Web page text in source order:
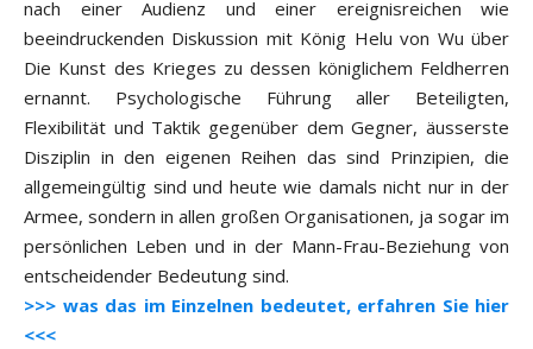
nach einer Audienz und einer ereignisreichen wie
beeindruckenden Diskussion mit König Helu von Wu über
Die Kunst des Krieges zu dessen königlichem Feldherren
ernannt. Psychologische Führung aller Beteiligten,
Flexibilität und Taktik gegenüber dem Gegner, äusserste
Disziplin in den eigenen Reihen das sind Prinzipien, die
allgemeingültig sind und heute wie damals nicht nur in der
Armee, sondern in allen großen Organisationen, ja sogar im
persönlichen Leben und in der Mann-Frau-Beziehung von
entscheidender Bedeutung sind.
>>> was das im Einzelnen bedeutet, erfahren Sie hier
<<<